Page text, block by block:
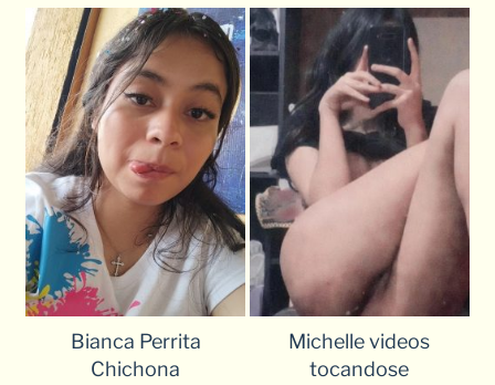
Bianca Perrita
Chichona
Michelle videos
tocandose